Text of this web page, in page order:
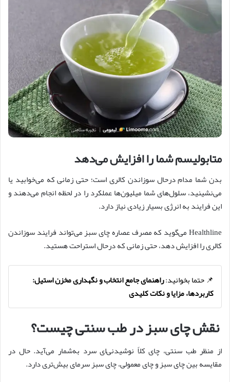
متابولیسم شما را افزایش می‌دهد
بدن شما مدام درحال سوزاندن کالری است؛ حتی زمانی که می‌خوابید یا
می‌نشینید، سلول‌های شما میلیون‌ها عملکرد را در لحظه انجام می‌دهند و
این فرایند به انرژی بسیار زیادی نیاز دارد.
Healthline می‌گوید که مصرف عصاره چای سبز می‌تواند فرایند سوزاندن
کالری را افزایش دهد، حتی زمانی که درحال استراحت هستید.
📌 حتما بخوانید:راهنمای جامع انتخاب و نگهداری مخزن استیل:
کاربردها، مزایا و نکات کلیدی
نقش چای سبز در طب سنتی چیست؟
از منظر طب سنتی، چای کلاً نوشیدنی‌ای سرد به‌شمار می‌آید. حال در
مقایسه بین چای سبز و چای معمولی، چای سبز سرمای بیش‌تری دارد.